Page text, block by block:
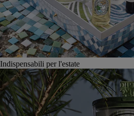
Indispensabili per l'estate